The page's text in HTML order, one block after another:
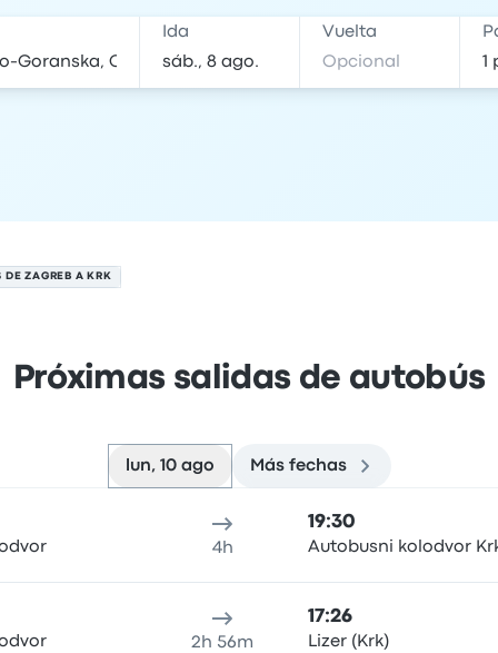
Ida Vuelta
DE ZAGREB A KRK
Próximas salidas de autobús
lun, 10 ago Más fechas
4h
19:30
Autobusni kolodvor
2h 56m
17:26
Lizer (Krk)